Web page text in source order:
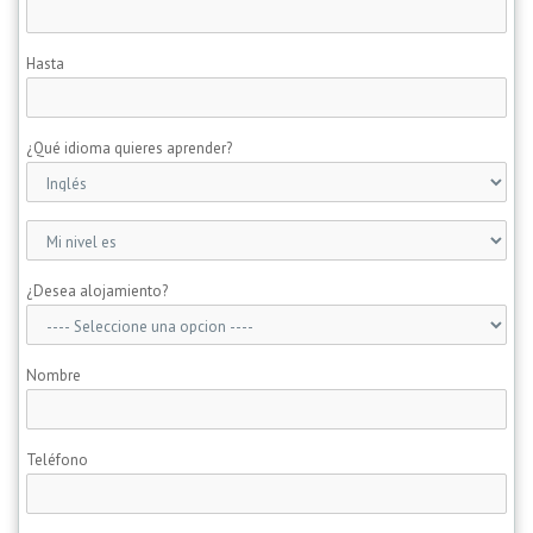
Hasta
¿Qué idioma quieres aprender?
¿Desea alojamiento?
Nombre
Teléfono